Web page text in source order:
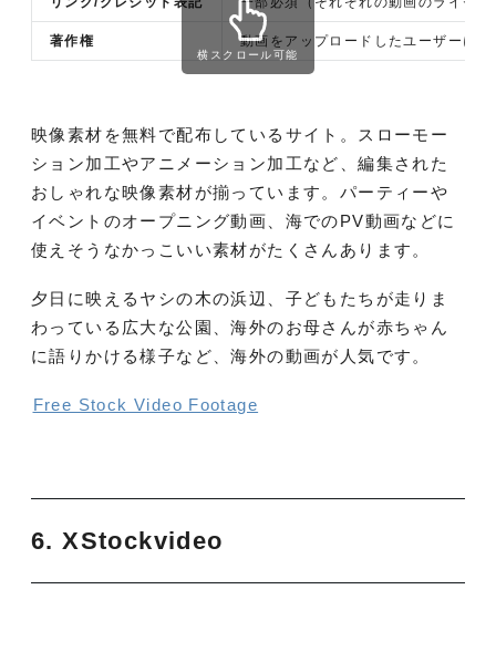
著作権 動画をアップロードしたユーザーに帰
横スクロール可能
映像素材を無料で配布しているサイト。スローモー
ション加工やアニメーション加工など、編集された
おしゃれな映像素材が揃っています。パーティーや
イベントのオープニング動画、海でのPV動画などに
使えそうなかっこいい素材がたくさんあります。
夕日に映えるヤシの木の浜辺、子どもたちが走りま
わっている広大な公園、海外のお母さんが赤ちゃん
に語りかける様子など、海外の動画が人気です。
Free Stock Video Footage
6. XStockvideo